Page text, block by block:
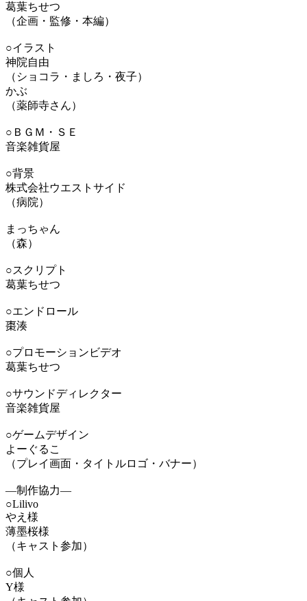
葛葉ちせつ
（企画・監修・本編）
○イラスト
神院自由
（ショコラ・ましろ・夜子）
かぶ
（薬師寺さん）
○ＢＧＭ・ＳＥ
音楽雑貨屋
○背景
株式会社ウエストサイド
（病院）
まっちゃん
（森）
○スクリプト
葛葉ちせつ
○エンドロール
棗湊
○プロモーションビデオ
葛葉ちせつ
○サウンドディレクター
音楽雑貨屋
○ゲームデザイン
よーぐるこ
（プレイ画面・タイトルロゴ・バナー）
―制作協力―
○Lilivo
やえ様
薄墨桜様
（キャスト参加）
○個人
Y様